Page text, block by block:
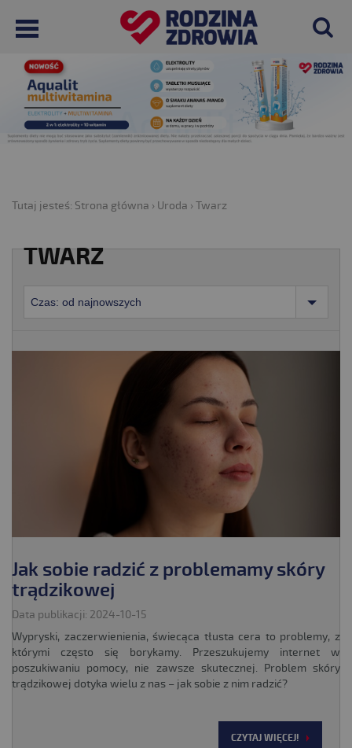
Tutaj jesteś: Strona główna › Uroda › Twarz
TWARZ
Czas: od najnowszych
Jak sobie radzić z problemamy skóry
trądzikowej
Data publikacji: 2024-10-15
Wypryski, zaczerwienienia, świecąca tłusta cera to problemy, z
którymi często się borykamy. Przeszukujemy internet w
poszukiwaniu pomocy, nie zawsze skutecznej. Problem skóry
trądzikowej dotyka wielu z nas – jak sobie z nim radzić?
CZYTAJ WIĘCEJ!